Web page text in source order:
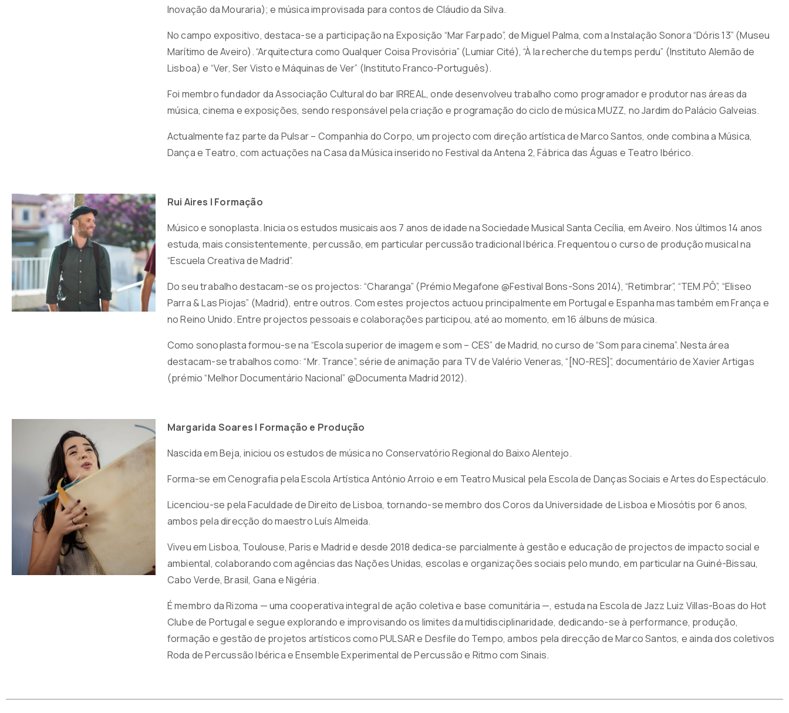
Inovação da Mouraria); e música improvisada para contos de Cláudio da Silva.
No campo expositivo, destaca-se a participação na Exposição “Mar Farpado”, de Miguel Palma, com a Instalação Sonora “Dóris 13” (Museu
Marítimo de Aveiro). “Arquitectura como Qualquer Coisa Provisória” (Lumiar Cité), “À la recherche du temps perdu” (Instituto Alemão de
Lisboa) e “Ver, Ser Visto e Máquinas de Ver” (Instituto Franco-Português).
Foi membro fundador da Associação Cultural do bar IRREAL, onde desenvolveu trabalho como programador e produtor nas áreas da
música, cinema e exposições, sendo responsável pela criação e programação do ciclo de música MUZZ, no Jardim do Palácio Galveias.
Actualmente faz parte da Pulsar – Companhia do Corpo, um projecto com direção artística de Marco Santos, onde combina a Música,
Dança e Teatro, com actuações na Casa da Música inserido no Festival da Antena 2, Fábrica das Águas e Teatro Ibérico.
Rui Aires | Formação
Músico e sonoplasta. Inicia os estudos musicais aos 7 anos de idade na Sociedade Musical Santa Cecília, em Aveiro. Nos últimos 14 anos
estuda, mais consistentemente, percussão, em particular percussão tradicional Ibérica. Frequentou o curso de produção musical na
“Escuela Creativa de Madrid”.
Do seu trabalho destacam-se os projectos: “Charanga” (Prémio Megafone @Festival Bons-Sons 2014), “Retimbrar”, “TEM.PÔ”, “Eliseo
Parra & Las Piojas” (Madrid), entre outros. Com estes projectos actuou principalmente em Portugal e Espanha mas também em França e
no Reino Unido. Entre projectos pessoais e colaborações participou, até ao momento, em 16 álbuns de música.
Como sonoplasta formou-se na “Escola superior de imagem e som – CES” de Madrid, no curso de “Som para cinema”. Nesta área
destacam-se trabalhos como: “Mr. Trance”, série de animação para TV de Valério Veneras, “[NO-RES]”, documentário de Xavier Artigas
(prémio “Melhor Documentário Nacional” @Documenta Madrid 2012).
Margarida Soares | Formação e Produção
Nascida em Beja, iniciou os estudos de música no Conservatório Regional do Baixo Alentejo.
Forma-se em Cenografia pela Escola Artística António Arroio e em Teatro Musical pela Escola de Danças Sociais e Artes do Espectáculo.
Licenciou-se pela Faculdade de Direito de Lisboa, tornando-se membro dos Coros da Universidade de Lisboa e Miosótis por 6 anos,
ambos pela direcção do maestro Luís Almeida.
Viveu em Lisboa, Toulouse, Paris e Madrid e desde 2018 dedica-se parcialmente à gestão e educação de projectos de impacto social e
ambiental, colaborando com agências das Nações Unidas, escolas e organizações sociais pelo mundo, em particular na Guiné-Bissau,
Cabo Verde, Brasil, Gana e Nigéria.
É membro da Rizoma — uma cooperativa integral de ação coletiva e base comunitária —, estuda na Escola de Jazz Luiz Villas-Boas do Hot
Clube de Portugal e segue explorando e improvisando os limites da multidisciplinaridade, dedicando-se à performance, produção,
formação e gestão de projetos artísticos como PULSAR e Desfile do Tempo, ambos pela direcção de Marco Santos, e ainda dos coletivos
Roda de Percussão Ibérica e Ensemble Experimental de Percussão e Ritmo com Sinais.